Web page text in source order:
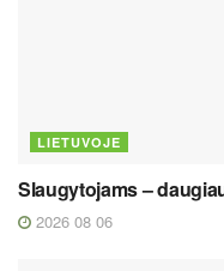
LIETUVOJE
Slaugytojams –
2026 08 06